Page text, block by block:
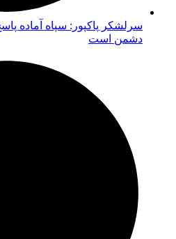
سرلشکر پاکپور: سپاه آماده
دشمن است